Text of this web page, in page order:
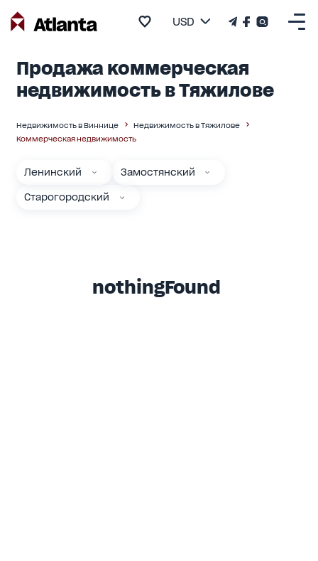
USD
Продажа коммерческая
недвижимость в Тяжилове
Недвижимость в Виннице
Недвижимость в Тяжилове
Коммерческая недвижимость
Ленинский Замостянский
Старогородский
nothingFound